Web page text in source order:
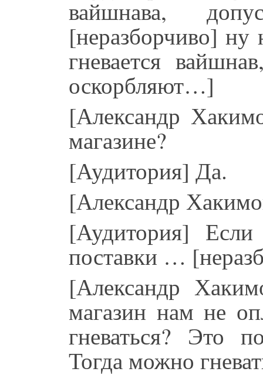
вайшнава,
[неразборчиво] ну
гневается
оскорбляют…]
[Александр
магазине?
[Аудитория] Да.
[Александр
[Аудитория]
поставки …
[Александр
магазин нам не
гневаться? Это
Тогда можно